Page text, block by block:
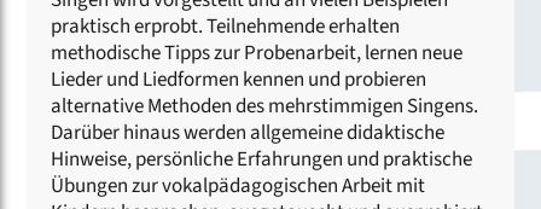
praktisch erprobt. Teilnehmende erhalten
methodische Tipps zur Probenarbeit, lernen neue
Lieder und Liedformen kennen und probieren
alternative Methoden des mehrstimmigen Singens.
Darüber hinaus werden allgemeine didaktische
Hinweise, persönliche Erfahrungen und praktische
Übungen zur vokalpädagogischen Arbeit mit